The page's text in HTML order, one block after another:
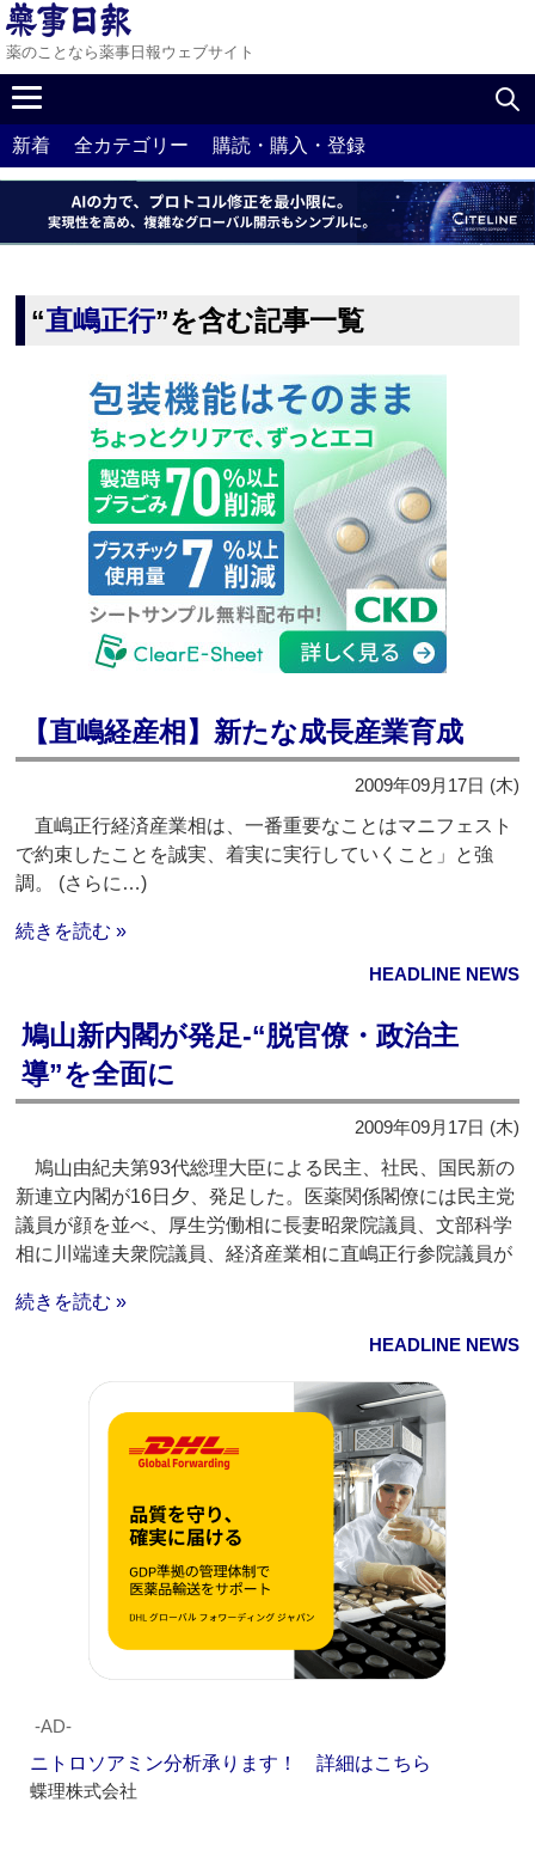
薬のことなら薬事日報ウェブサイト
新着 全カテゴリー 購読・購入・登録
“直嶋正行”を含む記事一覧
【直嶋経産相】新たな成長産業育成
2009年09月17日 (木)
直嶋正行経済産業相は、一番重要なことはマニフェスト
で約束したことを誠実、着実に実行していくこと」と強
調。 (さらに…)
続きを読む »
HEADLINE NEWS
鳩山新内閣が発足‐“脱官僚・政治主
導”を全面に
2009年09月17日 (木)
鳩山由紀夫第93代総理大臣による民主、社民、国民新の
新連立内閣が16日夕、発足した。医薬関係閣僚には民主党
議員が顔を並べ、厚生労働相に長妻昭衆院議員、文部科学
相に川端達夫衆院議員、経済産業相に直嶋正行参院議員が
続きを読む »
HEADLINE NEWS
‐AD‐
ニトロソアミン分析承ります！ 詳細はこちら
蝶理株式会社